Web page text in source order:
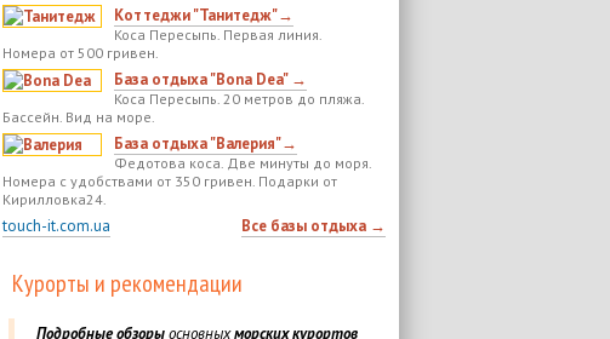
Коттеджи "Танитедж"→
Коса Пересыпь. Первая линия.
Номера от 500 гривен.
База отдыха "Bona Dea" →
Коса Пересыпь. 20 метров до пляжа.
Бассейн. Вид на море.
База отдыха "Валерия"→
Федотова коса. Две минуты до моря.
Номера с удобствами от 350 гривен. Подарки от
Кирилловка24.
Все базы отдыха →
touch-it.com.ua
Курорты и рекомендации
Подробные обзорыосновныхморских курортов